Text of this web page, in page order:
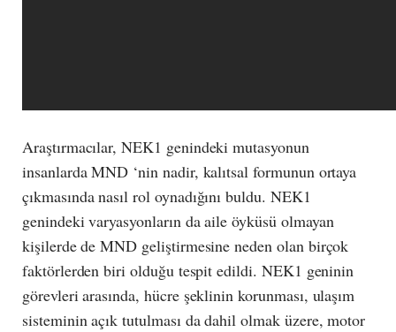
Araştırmacılar, NEK1 genindeki mutasyonun
insanlarda MND ‘nin nadir, kalıtsal formunun ortaya
çıkmasında nasıl rol oynadığını buldu. NEK1
genindeki varyasyonların da aile öyküsü olmayan
kişilerde de MND geliştirmesine neden olan birçok
faktörlerden biri olduğu tespit edildi. NEK1 geninin
görevleri arasında, hücre şeklinin korunması, ulaşım
sisteminin açık tutulması da dahil olmak üzere, motor